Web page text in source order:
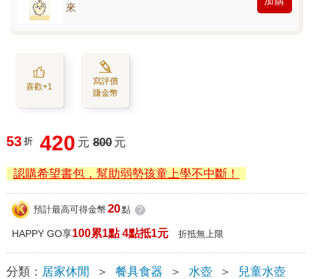
來
喜歡+1
寫評價
賺金幣
53 折 420 元 800 元
認購希望書包，幫助弱勢孩童上學不中斷！
預計最高可得金幣 20點 ?
HAPPY GO享100累1點 4點抵1元 折抵無上限
分類： 居家休閒 ＞ 餐具食器 ＞ 水壺 ＞ 兒童水壺